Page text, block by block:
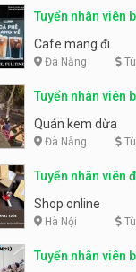
Tuyển nhân viên
parttime, fulltime
Cafe mang đi
Đà Nẵng
Tuyển nhân viên
Quán kem dừa
Đà Nẵng
Tuyển nhân viên
fulltime
Shop online
Hà Nội
Tuyển nhân viên